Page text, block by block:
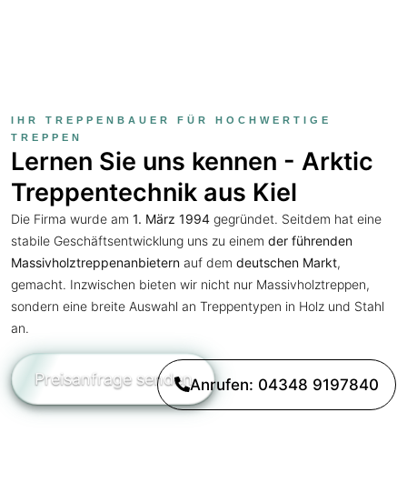
IHR TREPPENBAUER FÜR HOCHWERTIGE
TREPPEN
Lernen Sie uns kennen - Arktic
Treppentechnik aus Kiel
Die Firma wurde am 1. März 1994 gegründet. Seitdem hat eine
stabile Geschäftsentwicklung uns zu einem der führenden
Massivholztreppenanbietern auf dem deutschen Markt,
gemacht. Inzwischen bieten wir nicht nur Massivholztreppen,
sondern eine breite Auswahl an Treppentypen in Holz und Stahl
an.
Preisanfrage sendenAnrufen: 04348 9197840